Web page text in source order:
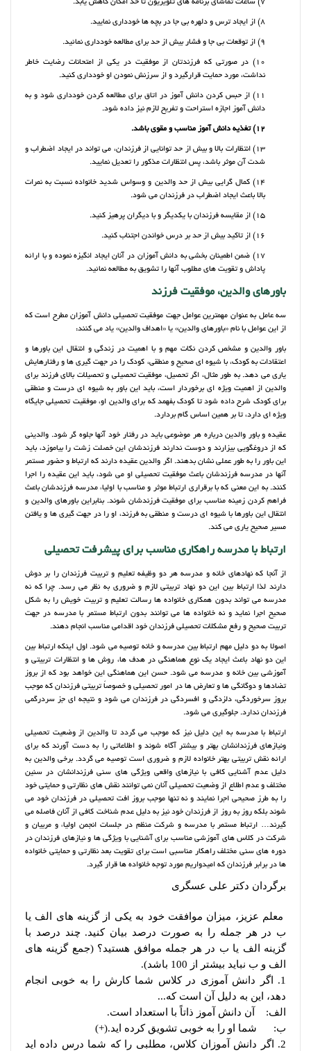
7) ساعات تماشای برنامه های تلویزیون تا حد امکان کاهش یابد.
8) از ایجاد ترس و دلهره بی جا در بچه ها خودداری نمایید.
9) از توقعات بی جا و فشار بیش از حد برای مطالعه خودداری نمائید.
10) در صورتی که فرزندتان از موفقیت در یکی از امتحانات رضایت خاطر
نداشت، مورد حمایت قرارگیرد و از سرزنش نمودن او خودداری کنید.
11) از حبس کردن دانش آموز در اتاق برای مطالعه کردن خودداری شود و به
دانش آموز اجازه استراحت و تفریح لازم نیز داده شود.
12) تغذیه دانش آموز مناسب و مقوی باشد.
13) انتظارات بالا و بیش از حد توانایی از فرزندان، می تواند در ایجاد اضطراب و
شدت آن موثر باشد، پس انتظارات مذکور را تعدیل نمایید.
14) کمال گرایی بیش از حد والدین و وسواس شدید خانواده نسبت به نمرات
بالا باعث ایجاد اضطراب در فرزندان می شود.
15) از مقایسه فرزندان با یکدیگر و با دیگران پرهیز کنید.
16) از تاکید بیش از حد بر درس خواندن اجتناب کنید.
17) ضمن اطمینان بخشی به دانش آموزان در آنان ایجاد انگیزه نموده و با ارائه
پاداش و تقویت های مطلوب آنها را تشویق به مطالعه نمائید.
باورهای والدین، موفقیت فرزند
سه عامل به عنوان مهمترین عوامل جهت موفقیت تحصیلی دانش آموزان مطرح است که
از این عوامل با نام «باورهای والدین» یا «اهداف والدین» یاد می کنند:
باور والدین و مشخص کردن نکات مهم و با اهمیت در زندگی و انتقال این باورها و
اعتقادات به کودک، با شیوه ای صحیح و منطقی، کودک را در جهت گیری ها و رفتارهایش
یاری می دهد. به طور مثال، اگر تحصیل، موفقیت تحصیلی و تحصیلات بالای فرزند برای
والدین از اهمیت ویژه ای برخوردار است، باید این باور به شیوه ای درست و منطقی
برای کودک شرح داده شود تا کودک بفهمد که برای والدین او، موفقیت تحصیلی جایگاه
ویژه ای دارد، تا بر همین اساس گام بردارد.
عقیده و باور والدین درباره هر موضوعی باید در رفتار خود آنها جلوه گر شود. والدینی
که از دروغگویی بیزارند و دوست ندارند فرزندشان این خصلت زشت را بیاموزد، باید
این باور را به طور عملی نشان بدهند. اگر والدین عقیده دارند که ارتباط و حضور مستمر
آنها در مدرسه فرزندشان باعث موفقیت تحصیلی او می شود، باید این عقیده را اجرا
کنند. به این معنی که با برقراری ارتباط موثر و مناسب با اولیاء مدرسه فرزندشان باعث
فراهم کردن زمینه مناسب برای موفقیت فرزندشان شوند. بنابراین باورهای والدین و
انتقال این باورها با شیوه ای درست و منطقی به فرزند، او را در جهت گیری ها و یافتن
مسیر صحیح یاری می کند.
ارتباط با مدرسه راهکاری مناسب برای پیشرفت تحصیلی
از آنجا که نهادهای خانه و مدرسه هر دو وظیفه تعلیم و تربیت فرزندان را بر دوش
دارند لذا ارتباط بین این دو نهاد تربیتی لازم و ضروری به نظر می رسد. چرا که نه
مدرسه می تواند بدون همکاری خانواده ها رسالت تعلیم و تربیت خویش را به شکل
صحیح اجرا نماید و نه خانواده ها می توانند بدون ارتباط مستمر با مدرسه در جهت
تربیت صحیح و رفع مشکلات تحصیلی فرزندان خود اقدامی مناسب انجام دهند.
اصولا به دو دلیل مهم ارتباط بین مدرسه و خانه توصیه می شود. اول اینکه ارتباط بین
این دو نهاد باعث ایجاد یک نوع هماهنگی در هدف ها، روش ها و انتظارات تربیتی و
آموزشی بین خانه و مدرسه می شود. حسن این هماهنگی این خواهد بود که از بروز
تضادها و دوگانگی ها و تعارض ها در امور تحصیلی و خصوصاً تربیتی فرزندان که موجب
بروز سرخوردگی، دلزدگی و افسردگی در فرزندان می شود و نتیجه ای جز سردرگمی
فرزندان ندارد. جلوگیری می شود.
ارتباط با مدرسه به این دلیل نیز که موجب می گردد تا والدین از وضعیت تحصیلی
ونیازهای فرزندانشان بهتر و بیشتر آگاه شوند و اطلاعاتی را به دست آورند که برای
ارائه نقش تربیتی بهتر خانواده لازم و ضروری است توصیه می گردد. برخی والدین به
دلیل عدم آشنایی کافی با نیازهای واقعی ویژگی های سنی فرزندانشان در سنین
مختلف و عدم اطلاع از وضعیت تحصیلی آنان نمی توانند نقش های نظارتی و حمایتی خود
را به طرز صحیحی اجرا نمایند و نه تنها موجب بروز افت تحصیلی در فرزندان خود می
شوند بلکه روز به روز از فرزندان خود نیز به دلیل عدم شناخت کافی از آنان فاصله می
گیرند… ارتباط مستمر با مدرسه و شرکت منظم در جلسات انجمن اولیاء و مربیان و
شرکت در کلاس های آموزشی مناسب برای آشنایی با ویژگی ها و نیازهای فرزندان در
دوره های سنی مختلف راهکار مناسبی است برای تقویت بعد نظارتی و حمایتی خانواده
ها در برابر فرزندان که امیدواریم مورد توجه خانواده ها قرار گیرد.
برگردان دکتر علی عسگری
معلم عزیز، میزان موافقت خود به یکی از گزینه های الف یا
ب در هر جمله را به صورت درصد بیان کنید. چند درصد با
گزینه الف یا ب در هر جمله موافق هستید؟ (جمع گزینه های
الف و ب نباید بیشتر از 100 باشد).
1. اگر دانش آموزی در کلاس شما کارش را به خوبی انجام
دهد، این به دلیل آن است که...
الف: آن دانش آموز ذاتاً با استعداد است.
ب: شما او را به خوبی تشویق کرده اید.(+)
2. اگر دانش آموزان کلاس، مطلبی را که شما درس داده اید